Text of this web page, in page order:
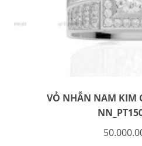
VỎ NHẪN NAM KIM